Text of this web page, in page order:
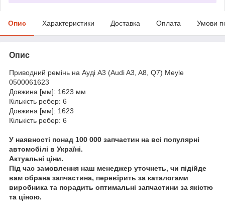
Опис Характеристики Доставка Оплата Умови
Опис
Приводний ремінь на Ауді A3 (Audi A3, A8, Q7) Meyle
0500061623
Довжина [мм]: 1623 мм
Кількість ребер: 6
Довжина [мм]: 1623
Кількість ребер: 6
У наявності понад 100 000 запчастин на всі популярні
автомобілі в Україні.
Актуальні ціни.
Під час замовлення наш менеджер уточнеть, чи підійде
вам обрана запчастина, перевірить за каталогами
виробника та порадить оптимальні запчастини за якістю
та ціною.